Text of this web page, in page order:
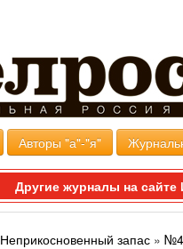
Авторы "а"-"я"
Другие журналы на
Неприкосновенный запас »